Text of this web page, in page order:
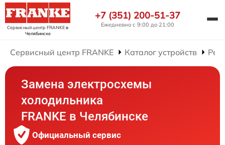
Сервисный центр FRANKEв
Челябинске
+7 (351) 200-51-37
Ежедневно с 9:00 до 21:00
Сервисный центр FRANKE Каталог устройств
Замена электросхемы
холодильника
FRANKE в Челябинске
Официальный сервис